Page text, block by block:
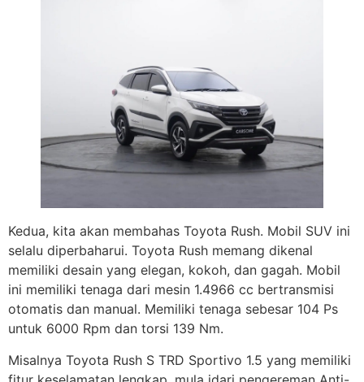
Kedua, kita akan membahas Toyota Rush. Mobil SUV ini
selalu diperbaharui. Toyota Rush memang dikenal
memiliki desain yang elegan, kokoh, dan gagah. Mobil
ini memiliki tenaga dari mesin 1.4966 cc bertransmisi
otomatis dan manual. Memiliki tenaga sebesar 104 Ps
untuk 6000 Rpm dan torsi 139 Nm.
Misalnya Toyota Rush S TRD Sportivo 1.5 yang memiliki